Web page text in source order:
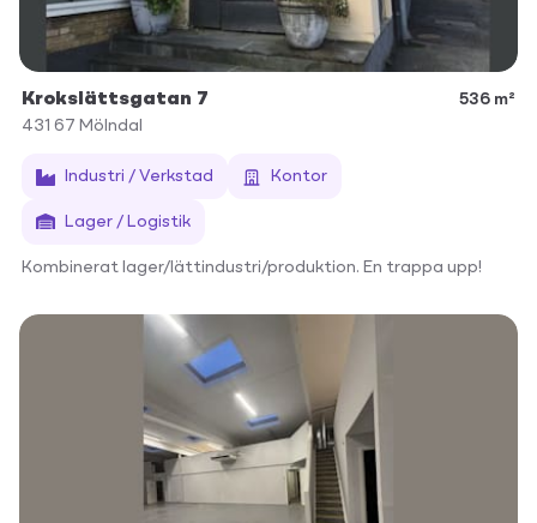
Krokslättsgatan 7
536 m²
431 67 Mölndal
Industri / Verkstad Kontor
Lager / Logistik
Kombinerat lager/lättindustri/produktion. En trappa upp!